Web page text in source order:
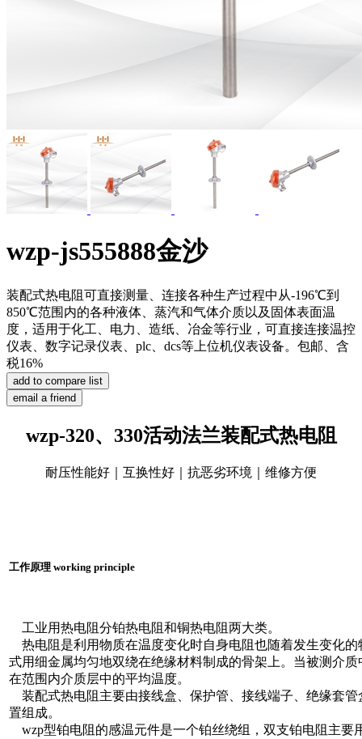
wzp-js555888金沙
装配式热电阻可直接测量、连接各种生产过程中从-196℃到
850℃范围内的各种液体、蒸汽和气体介质以及固体表面温
度，适用于化工、电力、造纸、冶金等行业，可直接连接温控
仪表、数字记录仪表、plc、dcs等上位机仪表设备。包邮、含
税16%
wzp-320、330活动法兰装配式热电阻
耐压性能好｜互换性好｜抗恶劣环境｜维修方便
工作原理 working principle
工业用热电阻分铂热电阻和铜热电阻两大类。
热电阻是利用物质在温度变化时自身电阻也随着发生变化
式用细金属均匀地双绕在绝缘材料制成的骨架上。当被测介
在范围内介质层中的平均温度。
装配式热电阻主要由接线盒、保护管、接线端子、绝缘套
置组成。
wzp型铂电阻的感温元件是一个铂丝绕组，双支铂电阻主要